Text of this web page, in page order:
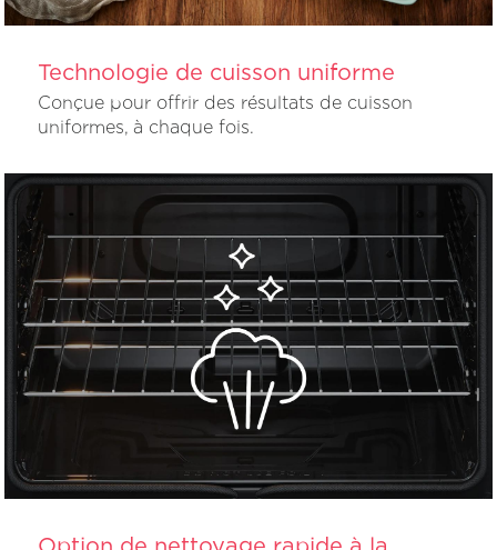
Technologie de cuisson uniforme
Conçue pour offrir des résultats de cuisson
uniformes, à chaque fois.
Option de nettoyage rapide à la